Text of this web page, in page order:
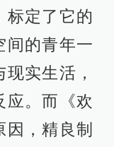
标定了它的
间的青年一
实生活，
应。而《欢
，精良制